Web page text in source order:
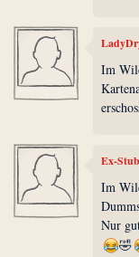
Im
Ex-
Im
Nur
🤣